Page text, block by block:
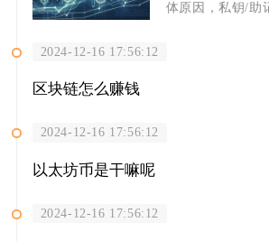
体原因，私钥/助
2024-12-16 17:56:12
区块链怎么赚钱
2024-12-16 17:56:12
以太坊币是干嘛呢
2024-12-16 17:56:12